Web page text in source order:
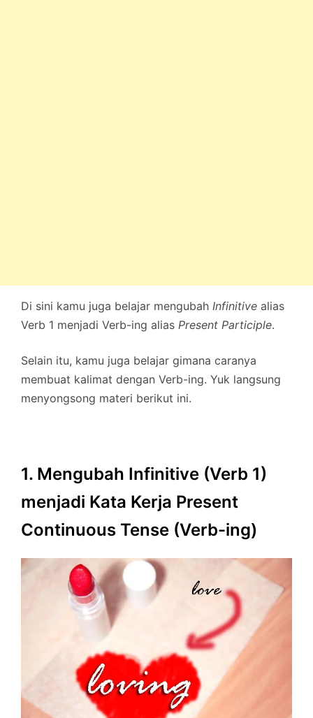
Di sini kamu juga belajar mengubah Infinitive alias
Verb 1 menjadi Verb-ing alias Present Participle.
Selain itu, kamu juga belajar gimana caranya
membuat kalimat dengan Verb-ing. Yuk langsung
menyongsong materi berikut ini.
1. Mengubah Infinitive (Verb 1)
menjadi Kata Kerja Present
Continuous Tense (Verb-ing)